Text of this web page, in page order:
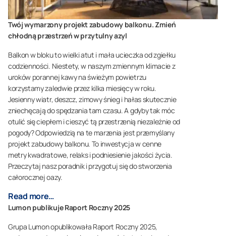
Twój wymarzony projekt zabudowy balkonu. Zmień
chłodną przestrzeń w przytulny azyl
Balkon w bloku to wielki atut i mała ucieczka od zgiełku
codzienności. Niestety, w naszym zmiennym klimacie z
uroków porannej kawy na świeżym powietrzu
korzystamy zaledwie przez kilka miesięcy w roku.
Jesienny wiatr, deszcz, zimowy śnieg i hałas skutecznie
zniechęcają do spędzania tam czasu. A gdyby tak móc
otulić się ciepłem i cieszyć tą przestrzenią niezależnie od
pogody? Odpowiedzią na te marzenia jest przemyślany
projekt zabudowy balkonu. To inwestycja w cenne
metry kwadratowe, relaks i podniesienie jakości życia.
Przeczytaj nasz poradnik i przygotuj się do stworzenia
całorocznej oazy.
Read more…
Lumon publikuje Raport Roczny 2025
Grupa Lumon opublikowała Raport Roczny 2025,